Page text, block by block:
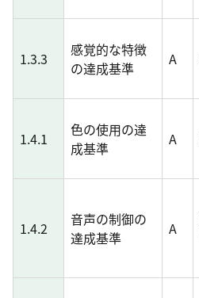
1.3.3
感覚的な特徴
の達成基準
A
1.4.1
色の使用の達
成基準
A
1.4.2
音声の制御の
達成基準
A